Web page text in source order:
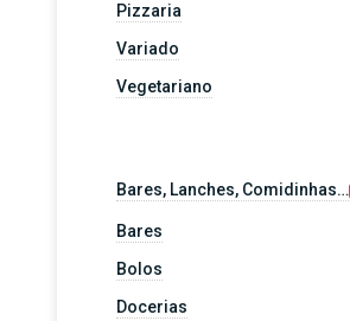
Pizzaria
Variado
Vegetariano
Bares, Lanches, Comidinhas…
Bares
Bolos
Docerias